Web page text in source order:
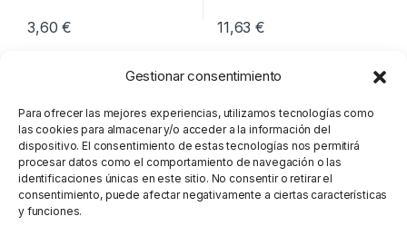
Gestionar consentimiento
Para ofrecer las mejores experiencias, utilizamos tecnologías como
las cookies para almacenar y/o acceder a la información del
dispositivo. El consentimiento de estas tecnologías nos permitirá
procesar datos como el comportamiento de navegación o las
identificaciones únicas en este sitio. No consentir o retirar el
consentimiento, puede afectar negativamente a ciertas características
y funciones.
3,60€ 11,63€